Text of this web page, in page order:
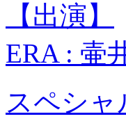
【出演】
ERA : 壷
スペシャ